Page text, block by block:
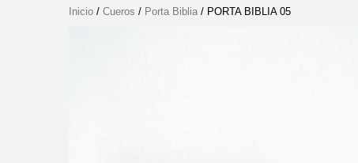
Inicio / Cueros / Porta Biblia / PORTA BIBLIA 05